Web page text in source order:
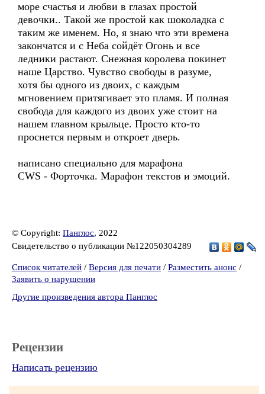
море счастья и любви в глазах простой
девочки.. Такой же простой как шоколадка с
таким же именем. Но, я знаю что эти времена
закончатся и с Неба сойдёт Огонь и все
ледники растают. Снежная королева покинет
наше Царство. Чувство свободы в разуме,
хотя бы одного из двоих, с каждым
мгновением притягивает это пламя. И полная
свобода для каждого из двоих уже стоит на
нашем главном крыльце. Просто кто-то
проснется первым и откроет дверь.
написано специально для марафона
CWS - Форточка. Марафон текстов и эмоций.
© Copyright: Панглос, 2022
Свидетельство о публикации №122050304289
Список читателей / Версия для печати / Разместить анонс /
Заявить о нарушении
Другие произведения автора Панглос
Рецензии
Написать рецензию